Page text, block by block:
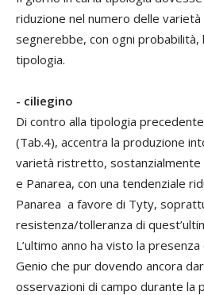
riduzione nel numero delle
segnerebbe, con ogni probabilità,
tipologia.
- ciliegino
Di contro alla tipologia
(Tab.4), accentra la produzione
varietà ristretto, sostanzialmente
e Panarea, con una tendenziale
Panarea a favore di Tyty,
resistenza/tolleranza di
L’ultimo anno ha visto la
Genio che pur dovendo ancora
osservazioni di campo durante la